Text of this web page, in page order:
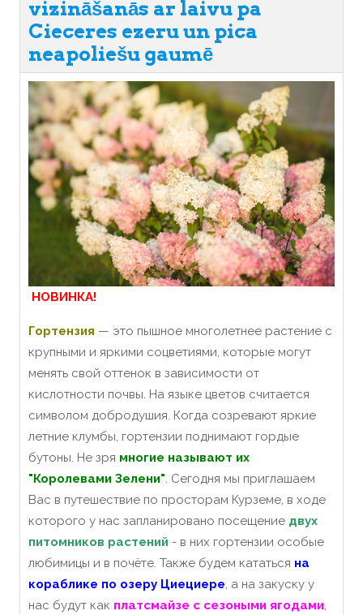
vizināšanās ar laivu pa
Cieceres ezeru un pica
neapoliešu gaumē
НОВИНКА!
Гортензия — это пышное многолетнее растение с
крупными и яркими соцветиями, которые могут
менять свой оттенок в зависимости от
кислотности почвы. На языке цветов считается
символом добродушия. Когда созревают яркие
летние клумбы, гортензии поднимают гордые
бутоны. Не зря многие называют их
"Королевами Зелени" . Сегодня мы приглашаем
Вас в путешествие по просторам Курземе, в ходе
которого у нас запланировано посещение двух
питомников растений - в них гортензии особые
любимицы и в почёте. Также будем кататься на
кораблике по озеру Циециере , а на закуску у
нас будут как платсмайзе с сезоными ягодами